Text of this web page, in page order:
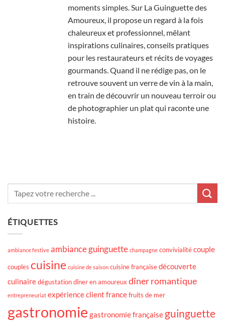
moments simples. Sur La Guinguette des
Amoureux, il propose un regard à la fois
chaleureux et professionnel, mêlant
inspirations culinaires, conseils pratiques
pour les restaurateurs et récits de voyages
gourmands. Quand il ne rédige pas, on le
retrouve souvent un verre de vin à la main,
en train de découvrir un nouveau terroir ou
de photographier un plat qui raconte une
histoire.
ÉTIQUETTES
ambiance festive ambiance guinguette champagne convivialitécouple
couples cuisine cuisine de saison cuisine françaisedécouverte
culinairedégustationdîner en amoureux dîner romantique
entrepreneuriat expérience client francefruits de mer
gastronomie gastronomie française guinguette